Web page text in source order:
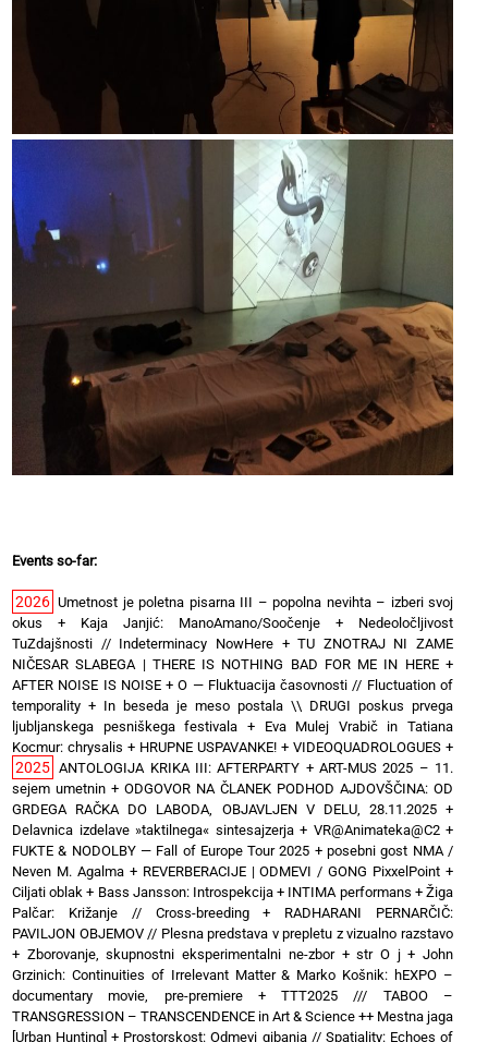
Events so-far:
2026 Umetnost je poletna pisarna III – popolna nevihta – izberi svoj
okus + Kaja Janjić: ManoAmano/Soočenje + Nedeoločljivost
TuZdajšnosti // Indeterminacy NowHere+TU ZNOTRAJ NI ZAME
NIČESAR SLABEGA | THERE IS NOTHING BAD FOR ME IN HERE+
AFTER NOISE IS NOISE+O — Fluktuacija časovnosti // Fluctuation of
temporality + In beseda je meso postala \\ DRUGI poskus prvega
ljubljanskega pesniškega festivala + Eva Mulej Vrabič in Tatiana
Kocmur: chrysalis + HRUPNE USPAVANKE! + VIDEOQUADROLOGUES +
2025 ANTOLOGIJA KRIKA III: AFTERPARTY +ART-MUS 2025 – 11.
sejem umetnin + ODGOVOR NA ČLANEK PODHOD AJDOVŠČINA: OD
GRDEGA RAČKA DO LABODA, OBJAVLJEN V DELU, 28.11.2025+
Delavnica izdelave »taktilnega« sintesajzerja+ VR@Animateka@C2+
FUKTE & NODOLBY — Fall of Europe Tour 2025 + posebni gost NMA /
Neven M. Agalma+ REVERBERACIJE | ODMEVI / GONG PixxelPoint +
Ciljati oblak + Bass Jansson: Introspekcija + INTIMA performans +Žiga
Palčar: Križanje // Cross-breeding+ RADHARANI PERNARČIČ:
PAVILJON OBJEMOV // Plesna predstava v prepletu z vizualno razstavo
+ Zborovanje, skupnostni eksperimentalni ne-zbor+str O j+John
Grzinich: Continuities of Irrelevant Matter & Marko Košnik: hEXPO –
documentary movie, pre-premiere+TTT2025 /// TABOO –
TRANSGRESSION – TRANSCENDENCE in Art & Science ++ Mestna jaga
[Urban Hunting] + Prostorskost: Odmevi gibanja // Spatiality: Echoes of